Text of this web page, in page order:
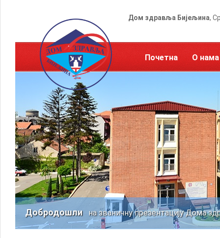
Дом здравља Бијељина,
Почетна О нама
Добродошлина званичну презентацију Дома